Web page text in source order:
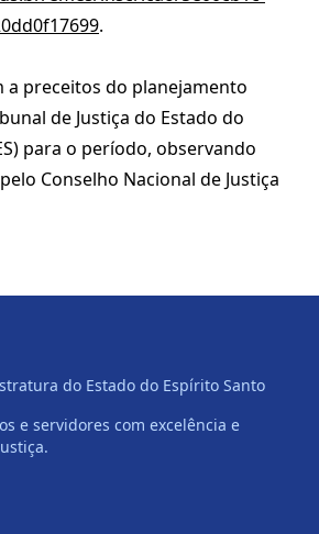
.
a preceitos do planejamento
de Justiça do Estado do
para o período, observando
Conselho Nacional de Justiça
do Estado do Espírito Santo
e servidores com excelência e